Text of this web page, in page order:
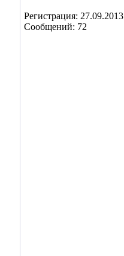
Регистрация: 27.09.2013
Сообщений: 72